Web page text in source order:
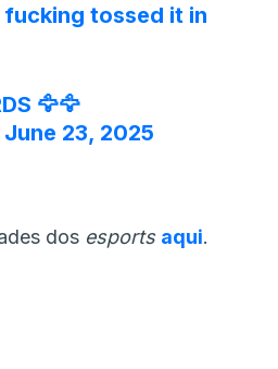
fucking tossed it in
🦅🦅
June 23, 2025
dos esports aqui.